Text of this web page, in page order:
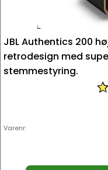
JBL Authentics 200
retrodesign med
stemmestyring.
Varenr: